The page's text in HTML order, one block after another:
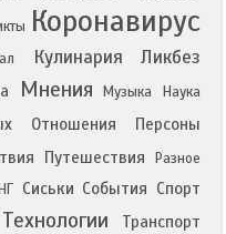
Коронавирус
Кулинария Ликбез
Мнения Музыка Наука
Отношения Персоны
Путешествия
Разное
Сиськи События Спорт
Технологии Транспорт